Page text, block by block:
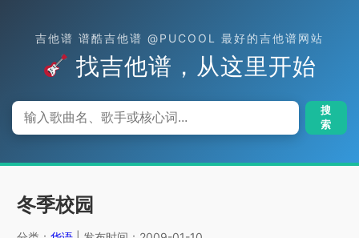
吉他谱 谱酷吉他谱 @PUCOOL 最好的吉他谱网站
找吉他谱，从这里开始
搜
索
冬季校园